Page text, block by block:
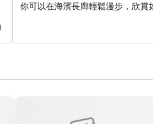
你可以在海濱長廊輕鬆漫步，欣賞